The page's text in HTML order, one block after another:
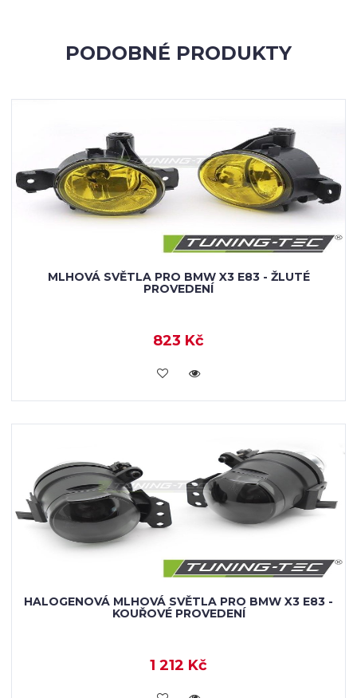
PODOBNÉ PRODUKTY
MLHOVÁ SVĚTLA PRO BMW X3 E83 - ŽLUTÉ
PROVEDENÍ
823 Kč
KOUPIT
HALOGENOVÁ MLHOVÁ SVĚTLA PRO BMW X3 E83 -
KOUŘOVÉ PROVEDENÍ
1 212 Kč